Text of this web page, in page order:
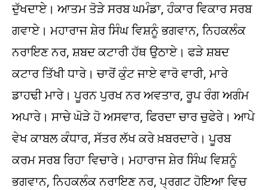
ਦੁੱਖਦਾਏ। ਆਤਮ ਤੋੜੇ ਸਰਬ ਘਮੰਡਾ, ਹੰਕਾਰ ਵਿਕਾਰ ਸਰਬ
ਗਵਾਏ। ਮਹਾਰਾਜ ਸ਼ੇਰ ਸਿੰਘ ਵਿਸ਼ਨੂੰ ਭਗਵਾਨ, ਨਿਹਕਲੰਕ
ਨਰਾਇਣ ਨਰ, ਸ਼ਬਦ ਕਟਾਰੀ ਹੱਥ ਉਠਾਏ। ਫੜੇ ਸ਼ਬਦ
ਕਟਾਰ ਤਿੱਖੀ ਧਾਰੇ। ਚਾਰੋਂ ਕੁੰਟ ਜਾਏ ਵਾਰੋ ਵਾਰੀ, ਮਾਰੇ
ਡਾਹਢੀ ਮਾਰੇ। ਪੂਰਨ ਪੁਰਖ ਨਰ ਅਵਤਾਰ, ਰੂਪ ਰੰਗ ਅਗੰਮ
ਅਪਾਰੇ। ਸਾਚੇ ਘੋੜੇ ਹੋ ਅਸਵਾਰ, ਫਿਰਦਾ ਚਾਰ ਚੁਫੇਰੇ। ਆਪੇ
ਵੇਖ ਕਾਬਲ ਕੰਧਾਰ, ਸੱਤਰ ਲੱਖ ਕਰੇ ਖ਼ਬਰਦਾਰੇ। ਪੂਰਬ
ਕਰਮ ਸਰਬ ਰਿਹਾ ਵਿਚਾਰੇ। ਮਹਾਰਾਜ ਸ਼ੇਰ ਸਿੰਘ ਵਿਸ਼ਨੂੰ
ਭਗਵਾਨ, ਨਿਹਕਲੰਕ ਨਰਾਇਣ ਨਰ, ਪ੍ਰਗਟ ਹੋਇਆ ਵਿਚ